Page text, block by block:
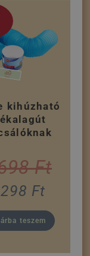
kihúzható
Ft
Ft
teszem